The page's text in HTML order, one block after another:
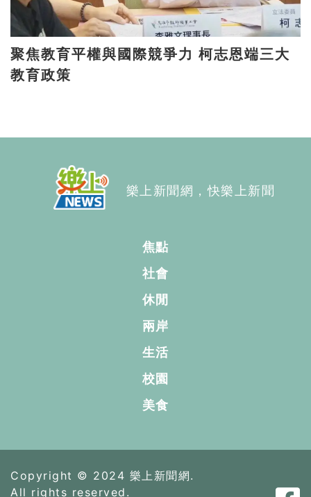
聚焦教育平權與國際競爭力 柯志恩端三大
教育政策
樂上新聞網，快樂上新聞
焦點
社會
休閒
兩岸
生活
校園
美食
Copyright © 2024 樂上新聞網.
All rights reserved.